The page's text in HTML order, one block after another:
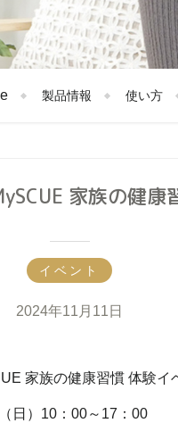
製品情報 使い方
家族の健康
イベント
2024年11月11日
家族の健康習慣 体験イ
日）10：00～17：00